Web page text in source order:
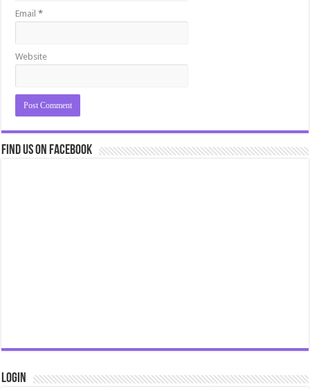
Email*
Website
Find us on Facebook
Login